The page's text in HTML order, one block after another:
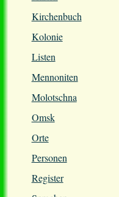
Kirchenbuch
Kolonie
Listen
Mennoniten
Molotschna
Omsk
Orte
Personen
Register